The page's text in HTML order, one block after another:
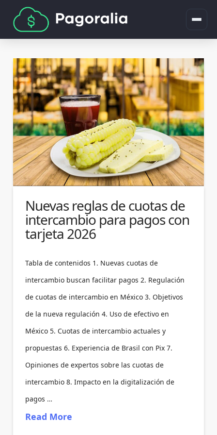
Nuevas reglas de cuotas de
intercambio para pagos con
tarjeta 2026
Tabla de contenidos 1. Nuevas cuotas de
intercambio buscan facilitar pagos 2. Regulación
de cuotas de intercambio en México 3. Objetivos
de la nueva regulación 4. Uso de efectivo en
México 5. Cuotas de intercambio actuales y
propuestas 6. Experiencia de Brasil con Pix 7.
Opiniones de expertos sobre las cuotas de
intercambio 8. Impacto en la digitalización de
pagos …
Read More